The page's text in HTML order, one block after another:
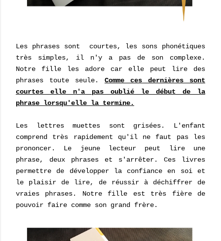
Les phrases sont courtes, les sons phonétiques
très simples, il n'y a pas de son complexe.
Notre fille les adore car elle peut lire des
phrases toute seule. Comme ces dernières sont
courtes elle n'a pas oublié le début de la
phrase lorsqu'elle la termine.
Les lettres muettes sont grisées. L'enfant
comprend très rapidement qu'il ne faut pas les
prononcer. Le jeune lecteur peut lire une
phrase, deux phrases et s'arrêter. Ces livres
permettre de développer la confiance en soi et
le plaisir de lire, de réussir à déchiffrer de
vraies phrases. Notre fille est très fière de
pouvoir faire comme son grand frère.